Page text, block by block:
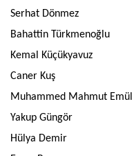
Serhat Dönmez
Bahattin Türkmenoğlu
Kemal Küçükyavuz
Caner Kuş
Muhammed Mahmut Emül
Yakup Güngör
Hülya Demir